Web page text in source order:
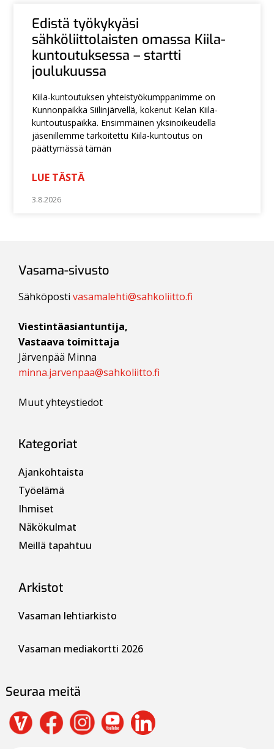
Edistä työkykyäsi
sähköliittolaisten omassa Kiila-
kuntoutuksessa – startti
joulukuussa
Kiila-kuntoutuksen yhteistyökumppanimme on
Kunnonpaikka Siilinjärvellä, kokenut Kelan Kiila-
kuntoutuspaikka. Ensimmäinen yksinoikeudella
jäsenillemme tarkoitettu Kiila-kuntoutus on
päättymässä tämän
LUE TÄSTÄ
3.8.2026
Vasama-sivusto
Sähköpostivasamalehti@sahkoliitto.fi
Viestintäasiantuntija,
Vastaava toimittaja
Järvenpää Minna
minna.jarvenpaa@sahkoliitto.fi
Muut yhteystiedot
Kategoriat
Ajankohtaista
Työelämä
Ihmiset
Näkökulmat
Meillä tapahtuu
Arkistot
Vasaman lehtiarkisto
Vasaman mediakortti 2026
Seuraa meitä